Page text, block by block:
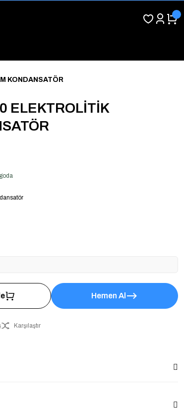
KONDANSATÖR
ELEKTROLİTİK
Hemen Al
Karşılaştır